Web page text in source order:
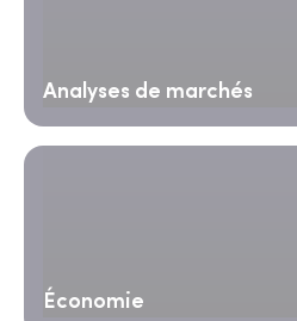
Analyses de marchés
Économie